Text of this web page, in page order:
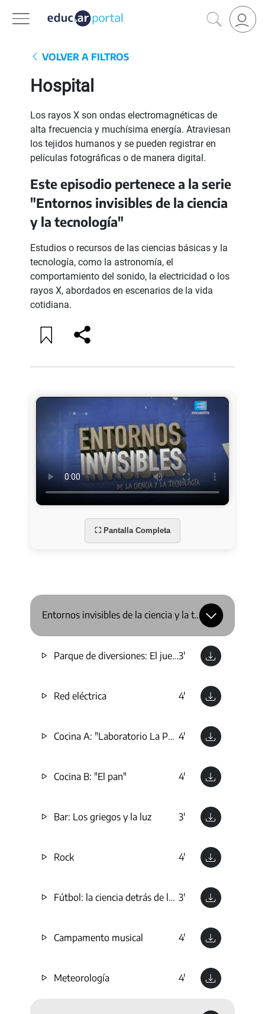
VOLVER A FILTROS
Hospital
Los rayos X son ondas electromagnéticas de
alta frecuencia y muchísima energía. Atraviesan
los tejidos humanos y se pueden registrar en
películas fotográficas o de manera digital.
Este episodio pertenece a la serie
"Entornos invisibles de la ciencia
y la tecnología"
Estudios o recursos de las ciencias básicas y la
tecnología, como la astronomía, el
comportamiento del sonido, la electricidad o los
rayos X, abordados en escenarios de la vida
cotidiana.
⛶ Pantalla Completa
Entornos invisibles de la ciencia y la tecnología
Parque de diversiones: El juego de las tazas 3'
Red eléctrica 4'
Cocina A: "Laboratorio La Parrilla" 4'
Cocina B: "El pan" 4'
Bar: Los griegos y la luz 3'
Rock 4'
Fútbol: la ciencia detrás de la pasión 3'
Campamento musical 4'
Meteorología 4'